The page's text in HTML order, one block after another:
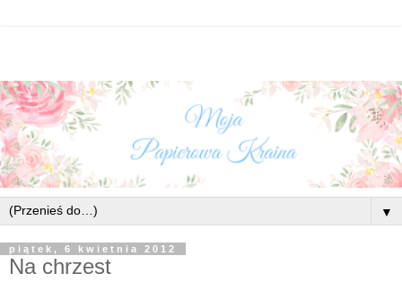
▼
piątek, 6 kwietnia 2012
Na chrzest